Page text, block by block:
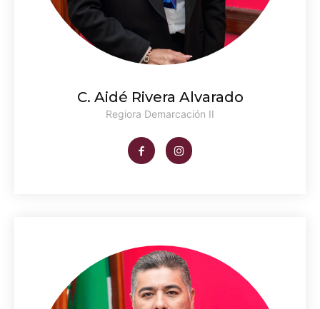
C. Aidé Rivera Alvarado
Regiora Demarcación II